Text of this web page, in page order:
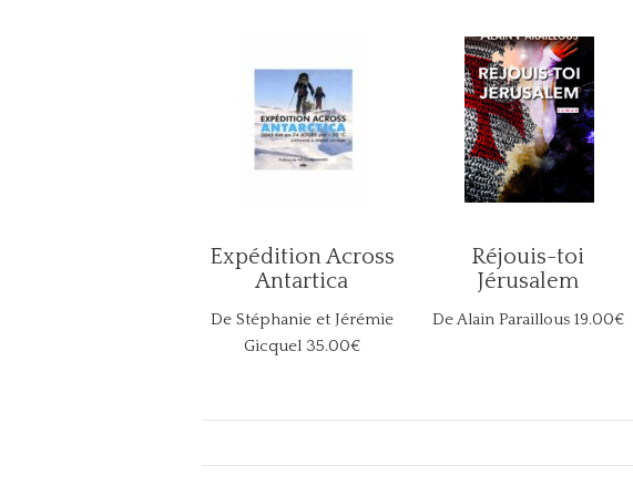
Expédition Across
Antartica
De Stéphanie et Jérémie
Gicquel 35.00€
Réjouis-toi
Jérusalem
De Alain Paraillous 19.00€